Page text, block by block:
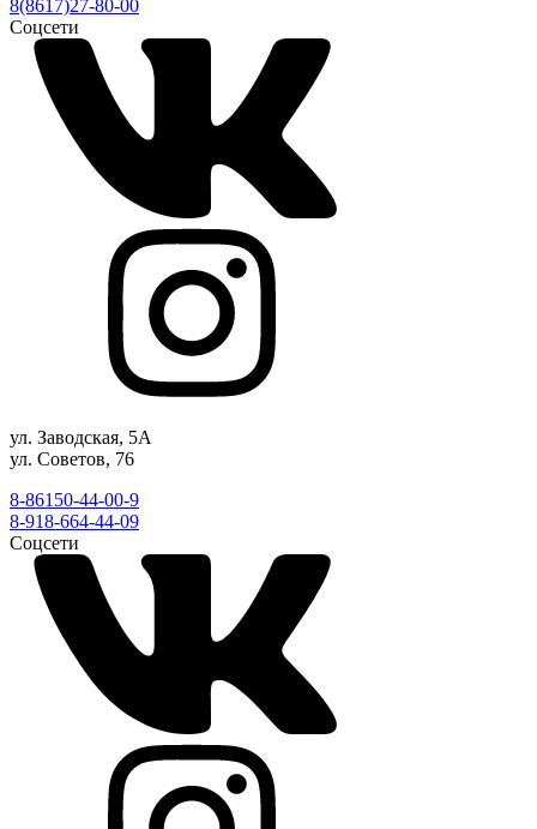
8(8617)27-80-00
Соцсети
ул. Заводская, 5А
ул. Советов, 76
8-86150-44-00-9
8-918-664-44-09
Соцсети